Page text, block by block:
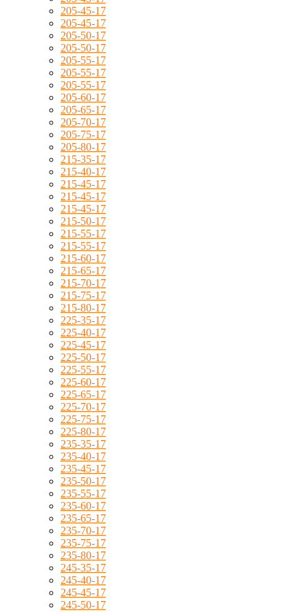
205-45-17
205-45-17
205-50-17
205-50-17
205-55-17
205-55-17
205-55-17
205-60-17
205-65-17
205-70-17
205-75-17
205-80-17
215-35-17
215-40-17
215-45-17
215-45-17
215-45-17
215-50-17
215-55-17
215-55-17
215-60-17
215-65-17
215-70-17
215-75-17
215-80-17
225-35-17
225-40-17
225-45-17
225-50-17
225-55-17
225-60-17
225-65-17
225-70-17
225-75-17
225-80-17
235-35-17
235-40-17
235-45-17
235-50-17
235-55-17
235-60-17
235-65-17
235-70-17
235-75-17
235-80-17
245-35-17
245-40-17
245-45-17
245-50-17